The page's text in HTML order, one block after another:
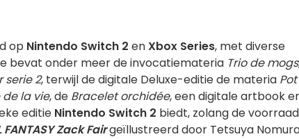
op Nintendo Switch 2 enXbox Series, met diverse
bevat onder meer de invocatiemateria Trio de mogs
serie 2, terwijl de digitale Deluxe-editie de materia Pot
la vie, de Bracelet orchidée, een digitale artbook
editie Nintendo Switch 2 biedt, zolang de voorraad
FANTASY Zack Fairgeïllustreerd door Tetsuya